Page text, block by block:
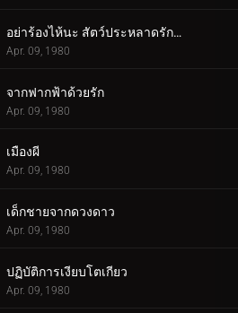
อย่าร้องไห้นะ สัตว์ประหลาดรักครั้งแรก
Apr. 09, 1980
จากฟากฟ้าด้วยรัก
Apr. 09, 1980
เมืองผี
Apr. 09, 1980
เด็กชายจากดวงดาว
Apr. 09, 1980
ปฏิบัติการเงียบโตเกียว
Apr. 09, 1980